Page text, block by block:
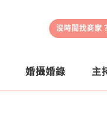
沒時間找商家
婚攝婚錄 主